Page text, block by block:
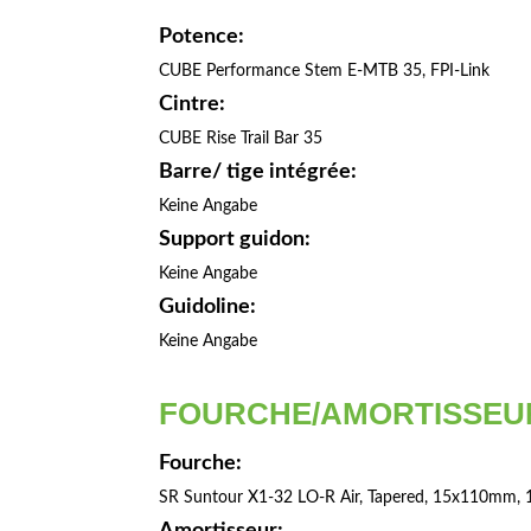
Potence:
CUBE Performance Stem E-MTB 35, FPI-Link
Cintre:
CUBE Rise Trail Bar 35
Barre/ tige intégrée:
Keine Angabe
Support guidon:
Keine Angabe
Guidoline:
Keine Angabe
FOURCHE/
Fourche:
SR Suntour X1-32 LO-R Air, Tapered, 15x110mm,